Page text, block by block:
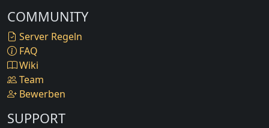
COMMUNITY
Server Regeln
FAQ
Wiki
Team
Bewerben
SUPPORT